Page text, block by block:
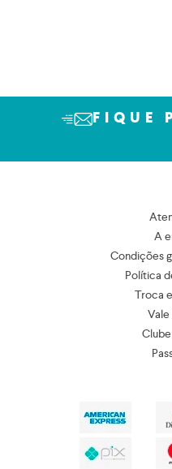
FIQUE
A
Condições
Política
Troca